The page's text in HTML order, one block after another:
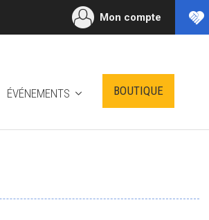
ÉVÉNEMENTS BOUTIQUE
Mon compte